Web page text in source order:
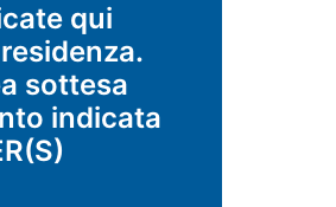
qui
sottesa
indicata